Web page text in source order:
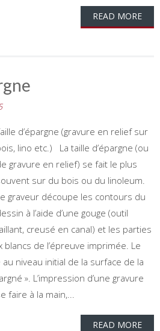
READ MORE
d’épargne (gravure en relief sur
lino etc.) La taille d’épargne (ou
gravure en relief) se fait le plus
sur du bois ou du linoleum.
graveur découpe les contours du
à l’aide d’une gouge (outil
creusé en canal) et les parties
de l’épreuve imprimée. Le
niveau initial de la surface de la
». L’impression d’une gravure
faire à la main,...
READ MORE